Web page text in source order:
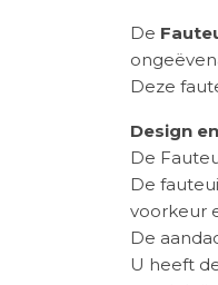
De
Deze
Design
De
De
voorkeur
De
U heeft